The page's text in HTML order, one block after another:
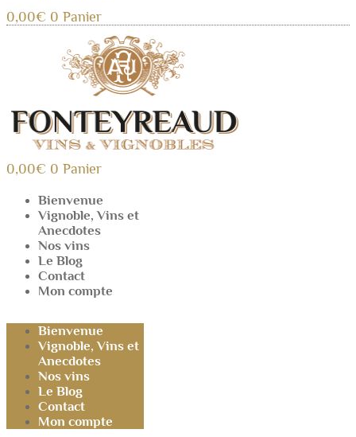
0,00€ 0 Panier
0,00€ 0 Panier
Bienvenue
Vignoble, Vins et
Anecdotes
Nos vins
Le Blog
Contact
Mon compte
Bienvenue
Vignoble, Vins et
Anecdotes
Nos vins
Le Blog
Contact
Mon compte